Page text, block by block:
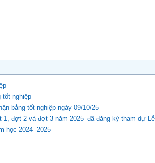
tốt nghiệp
bằng tốt nghiệp ngày 09/10/25
1, đợt 2 và đợt 3 năm 2025_đã đăng ký tham dự Lễ
học 2024 -2025